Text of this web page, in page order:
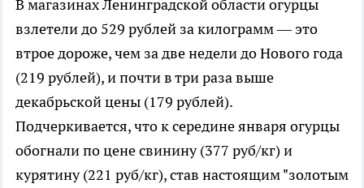
В магазинах Ленинградской области огурцы
взлетели до 529 рублей за килограмм — это
втрое дороже, чем за две недели до Нового года
(219 рублей), и почти в три раза выше
декабрьской цены (179 рублей).
Подчеркивается, что к середине января огурцы
обогнали по цене свинину (377 руб/кг) и
курятину (221 руб/кг), став настоящим "золотым